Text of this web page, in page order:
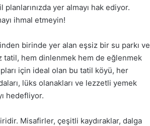
yer almayı hak ediyor.
ihmal etmeyin!
birinde yer alan eşsiz bir su parkı ve
hem dinlenmek hem de eğlenmek
için ideal olan bu tatil köyü, her
lüks olanakları ve lezzetli yemek
hedefliyor.
Misafirler, çeşitli kaydıraklar, dalga